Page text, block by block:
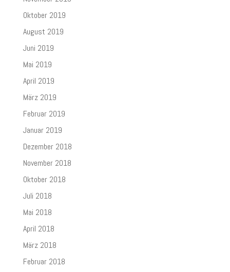
Oktober 2019
August 2019
Juni 2019
Mai 2019
April 2019
März 2019
Februar 2019
Januar 2019
Dezember 2018
November 2018
Oktober 2018
Juli 2018
Mai 2018
April 2018
März 2018
Februar 2018